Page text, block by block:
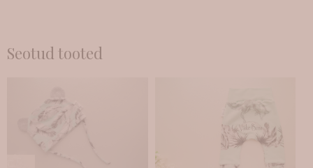
Seotud tooted